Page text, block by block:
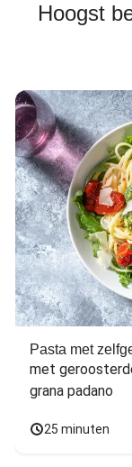
Hoogst
Pasta met
met
grana padano
25 minuten